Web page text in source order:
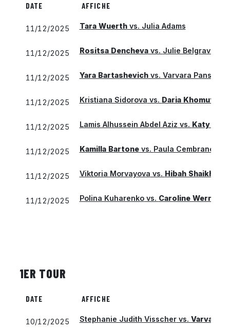
DATE AFFICHE
11/12/2025 Tara Wuerthvs. Julia Adams
11/12/2025 Rositsa Denchevavs. Julie Belgraver
11/12/2025 Yara Bartashevichvs. Varvara Panshina
11/12/2025 Kristiana Sidorova vs. Daria
11/12/2025 Lamis Alhussein Abdel Aziz vs. Katy
11/12/2025 Kamilla Bartonevs. Paula Cembranos
11/12/2025 Viktoria Morvayova vs. Hibah Shaikh
11/12/2025 Polina Kuharenkovs. Caroline Werner
1ER TOUR
DATE AFFICHE
10/12/2025 Stephanie Judith Visschervs. Varvara